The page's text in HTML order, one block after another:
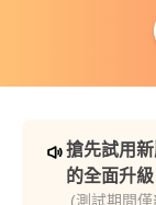
搶先試用
的全面升級
(測試期間